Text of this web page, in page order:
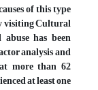
of this type
visiting Cultural
has been
analysis and
more than 62
at least one